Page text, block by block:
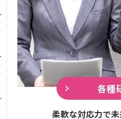
各種
柔軟な対応力で